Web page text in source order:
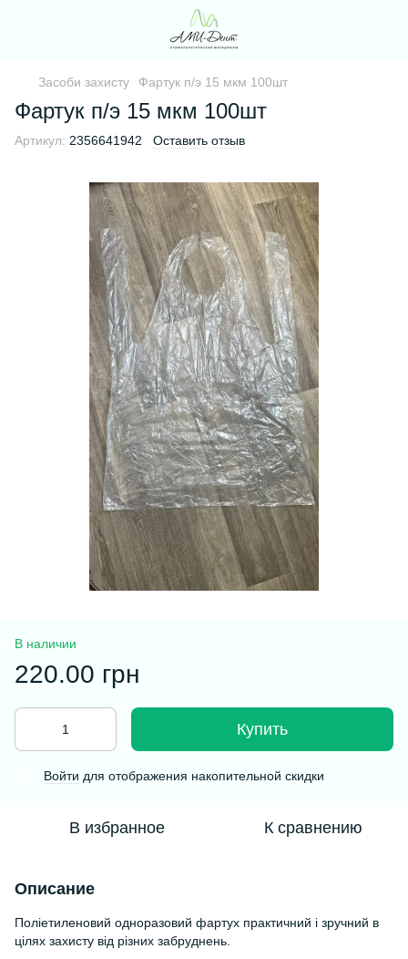
Засоби захисту Фартук п/э 15 мкм 100шт
Фартук п/э 15 мкм 100шт
Артикул: 2356641942 Оставить отзыв
В наличии
220.00 грн
Купить
Войти для отображения накопительной скидки
В избранное К сравнению
Описание
Поліетиленовий одноразовий фартух практичний і зручний в
цілях захисту від різних забруднень.